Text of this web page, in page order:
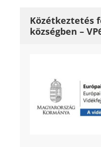
Közétkeztetés
községben –